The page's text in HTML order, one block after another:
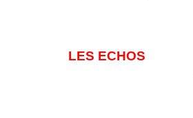
LES ECHOS